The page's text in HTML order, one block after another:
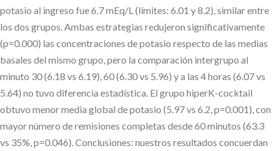
potasio al ingreso fue 6.7 mEq/L (límites: 6.01 y 8.2), similar entre
los dos grupos. Ambas estrategias redujeron significativamente
(p=0.000) las concentraciones de potasio respecto de las medias
basales del mismo grupo, pero la comparación intergrupo al
minuto 30 (6.18 vs 6.19), 60 (6.30 vs 5.96) y a las 4 horas (6.07 vs
5.64) no tuvo diferencia estadística. El grupo hiperK-cocktail
obtuvo menor media global de potasio (5.97 vs 6.2, p=0.001), con
mayor número de remisiones completas desde 60 minutos (63.3
vs 35%, p=0.046). Conclusiones: nuestros resultados concuerdan